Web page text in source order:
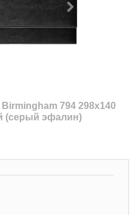
794 298х140
(серый эфалин)